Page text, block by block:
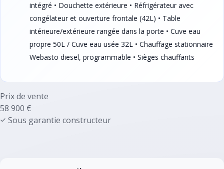
intégré • Douchette extérieure • Réfrigérateur avec
congélateur et ouverture frontale (42L) • Table
intérieure/extérieure rangée dans la porte • Cuve eau
propre 50L / Cuve eau usée 32L • Chauffage stationnaire
Webasto diesel, programmable • Sièges chauffants
Prix de vente
58 900 €
Sous garantie constructeur